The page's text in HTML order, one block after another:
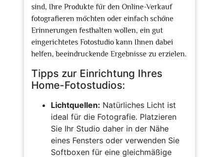
sind, Ihre Produkte für den Online-Verkauf
fotografieren möchten oder einfach schöne
Erinnerungen festhalten wollen, ein gut
eingerichtetes Fotostudio kann Ihnen dabei
helfen, beeindruckende Ergebnisse zu erzielen.
Tipps zur Einrichtung Ihres
Home-Fotostudios:
Lichtquellen: Natürliches Licht ist
ideal für die Fotografie. Platzieren
Sie Ihr Studio daher in der Nähe
eines Fensters oder verwenden Sie
Softboxen für eine gleichmäßige